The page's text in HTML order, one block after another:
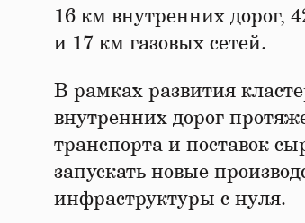
16 км внутренних дорог,
и 17 км газовых сетей.
В рамках развития
внутренних дорог
транспорта и поставок
запускать новые
инфраструктуры с нуля.